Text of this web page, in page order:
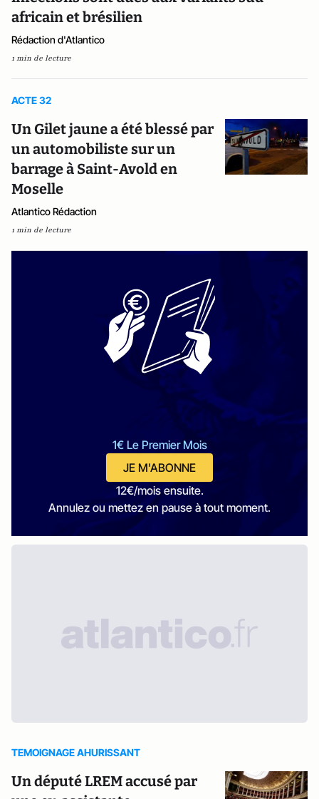
africain et brésilien
Rédaction d'Atlantico
1 min de lecture
ACTE 32
Un Gilet jaune a été blessé par
un automobiliste sur un
barrage à Saint-Avold en
Moselle
Atlantico Rédaction
1 min de lecture
1€ Le Premier Mois
JE M'ABONNE
12€/mois ensuite.
Annulez ou mettez en pause à tout moment.
TEMOIGNAGE AHURISSANT
Un député LREM accusé par